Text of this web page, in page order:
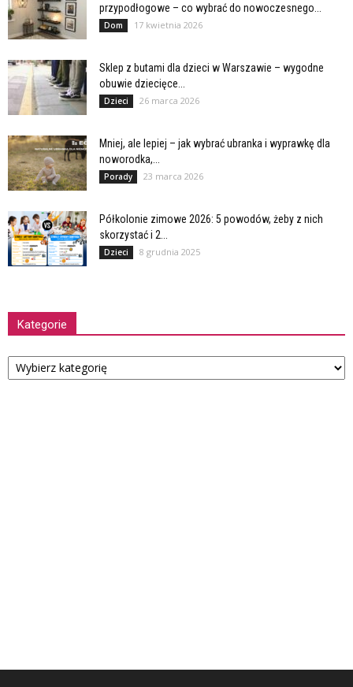
przypodłogowe – co wybrać do nowoczesnego...
Dom 17 kwietnia 2026
Sklep z butami dla dzieci w Warszawie – wygodne
obuwie dziecięce...
Dzieci 26 marca 2026
Mniej, ale lepiej – jak wybrać ubranka i wyprawkę dla
noworodka,...
Porady 23 marca 2026
Półkolonie zimowe 2026: 5 powodów, żeby z nich
skorzystać i 2...
Dzieci 8 grudnia 2025
Kategorie
Kategorie